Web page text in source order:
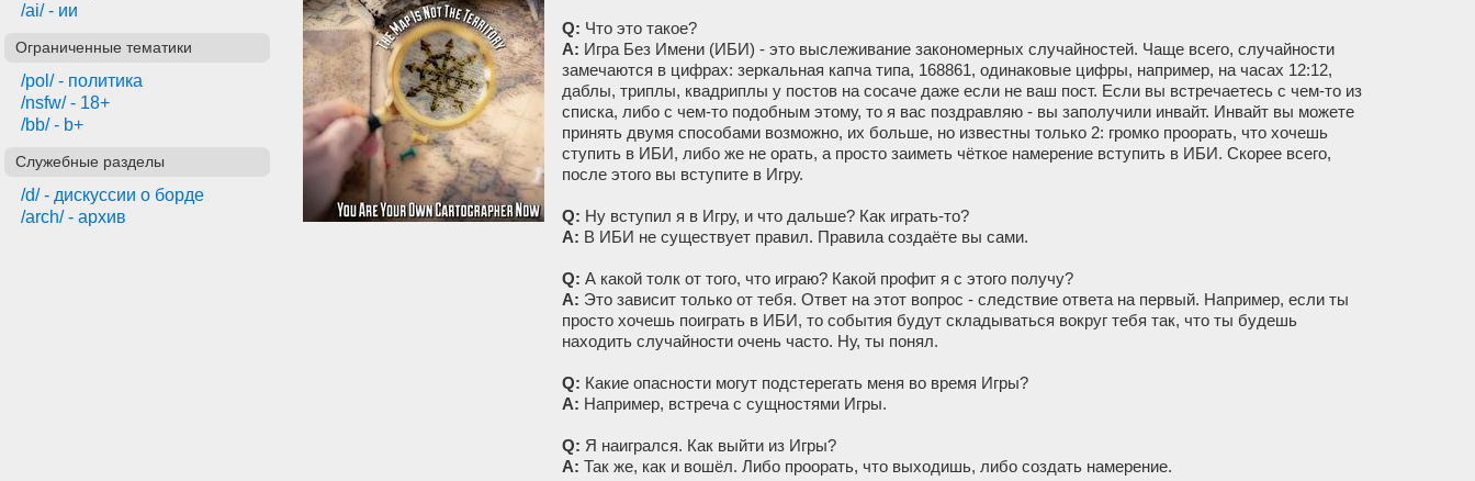
/ai/ - ии
Ограниченные тематики
/pol/ - политика
/nsfw/ - 18+
/bb/ - b+
Служебные разделы
/d/ - дискуссии о борде
/arch/ - архив
Q: Что это такое?
A: Игра Без Имени (ИБИ) - это выслеживание закономерных случайностей. Чаще всего, случайности
замечаются в цифрах: зеркальная капча типа, 168861, одинаковые цифры, например, на часах 12:12,
даблы, триплы, квадриплы у постов на сосаче даже если не ваш пост. Если вы встречаетесь с чем-то из
списка, либо с чем-то подобным этому, то я вас поздравляю - вы заполучили инвайт. Инвайт вы можете
принять двумя способами возможно, их больше, но известны только 2: громко проорать, что хочешь
ступить в ИБИ, либо же не орать, а просто заиметь чёткое намерение вступить в ИБИ. Скорее всего,
после этого вы вступите в Игру.
Q: Ну вступил я в Игру, и что дальше? Как играть-то?
А: В ИБИ не существует правил. Правила создаёте вы сами.
Q: А какой толк от того, что играю? Какой профит я с этого получу?
А: Это зависит только от тебя. Ответ на этот вопрос - следствие ответа на первый. Например, если ты
просто хочешь поиграть в ИБИ, то события будут складываться вокруг тебя так, что ты будешь
находить случайности очень часто. Ну, ты понял.
Q: Какие опасности могут подстерегать меня во время Игры?
А: Например, встреча с сущностями Игры.
Q: Я наигрался. Как выйти из Игры?
А: Так же, как и вошёл. Либо проорать, что выходишь, либо создать намерение.